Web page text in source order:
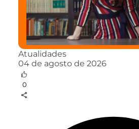
Atualidades
04 de agosto de 2026
0